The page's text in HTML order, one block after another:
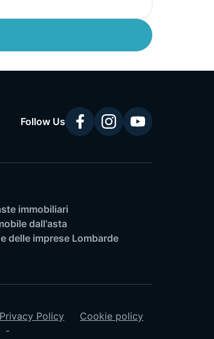
Follow Us
immobiliari
dall'asta
delle imprese Lombarde
Privacy Policy Cookie policy